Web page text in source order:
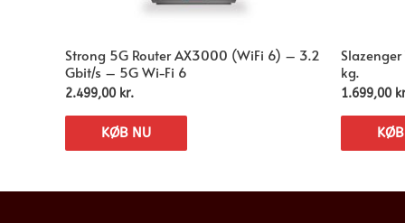
Strong 5G Router AX3000 (WiFi 6) – 3.2
Gbit/s – 5G Wi-Fi 6
2.499,00 kr.
KØB NU
kg.
1.699,00